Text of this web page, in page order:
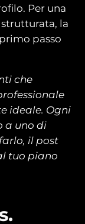
Per una
strutturata, la
passo
che
ideale. Ogni
a uno di
il post
tuo piano